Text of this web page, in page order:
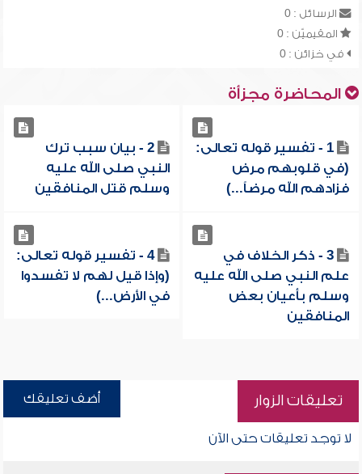
الرسائل : 0
المقيميّن : 0
في خزائن : 0
المحاضرة مجزأة
1 - تفسير قوله تعالى:
(في قلوبهم مرض
فزادهم الله مرضاً...)
2 - بيان سبب ترك
النبي صلى الله عليه
وسلم قتل المنافقين
3 - ذكر الخلاف في
علم النبي صلى الله عليه
وسلم بأعيان بعض
المنافقين
4 - تفسير قوله تعالى:
(وإذا قيل لهم لا تفسدوا
في الأرض...)
تعليقات الزوار أضف تعليقك
لا توجد تعليقات حتى الآن